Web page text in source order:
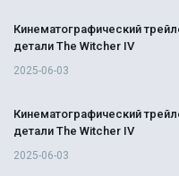
Кинематографический
детали The Witcher IV
2025-06-03
Кинематографический
детали The Witcher IV
2025-06-03